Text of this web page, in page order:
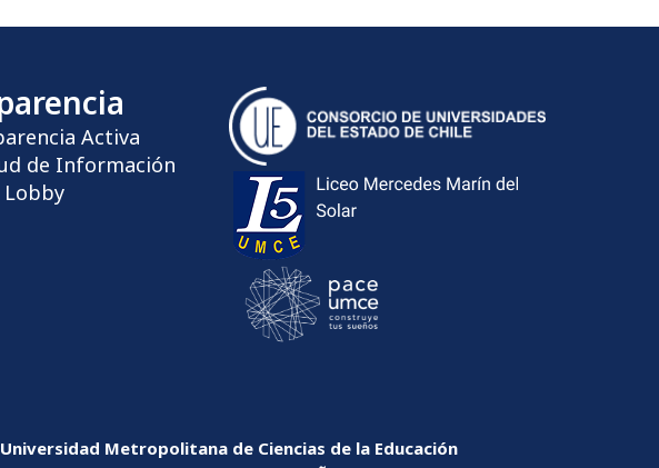
Activa
de Información
Lobby
Universidad Metropolitana de Ciencias de la Educación